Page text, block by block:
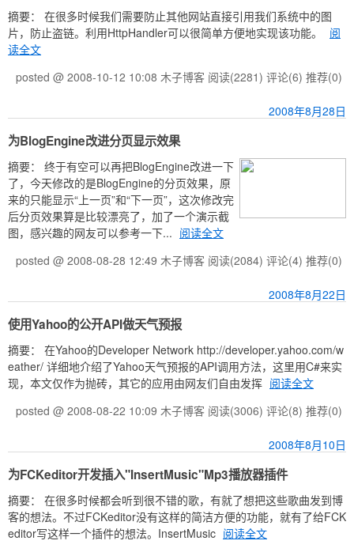
摘要： 在很多时候我们需要防止其他网站直接引用我们系统中的图
片，防止盗链。利用HttpHandler可以很简单方便地实现该功能。
阅
读全文
posted @ 2008-10-12 10:08 木子博客 阅读(2281) 评论(6) 推荐(0)
2008年8月28日
为BlogEngine改进分页显示效果
摘要： 终于有空可以再把BlogEngine改进一下
了，今天修改的是BlogEngine的分页效果，原
来的只能显示“上一页”和“下一页”，这次修改完
后分页效果算是比较漂亮了，加了一个演示截
图，感兴趣的网友可以参考一下... 阅读全文
posted @ 2008-08-28 12:49 木子博客 阅读(2084) 评论(4) 推荐(0)
2008年8月22日
使用Yahoo的公开API做天气预报
摘要： 在Yahoo的Developer Network http://developer.yahoo.com/w
eather/ 详细地介绍了Yahoo天气预报的API调用方法，这里用C#来实
现，本文仅作为抛砖，其它的应用由网友们自由发挥 阅读全文
posted @ 2008-08-22 10:09 木子博客 阅读(3006) 评论(8) 推荐(0)
2008年8月10日
为FCKeditor开发插入"InsertMusic"Mp3播放器插件
摘要： 在很多时候都会听到很不错的歌，有就了想把这些歌曲发到博
客的想法。不过FCKeditor没有这样的简洁方便的功能，就有了给FCK
editor写这样一个插件的想法。InsertMusic 阅读全文